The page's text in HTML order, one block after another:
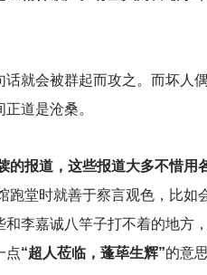
就会被群起而攻之。而坏人
道是沧桑。
的报道，这些报道大多不惜用
跑堂时就善于察言观色，比如
李嘉诚八竿子打不着的地方
点“超人莅临，蓬荜生辉”的意思